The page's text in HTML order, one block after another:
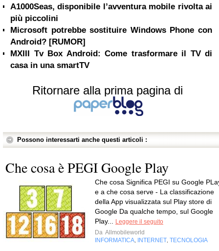
A1000Seas, disponibile l’avventura mobile rivolta ai
più piccolini
Microsoft potrebbe sostituire Windows Phone con
Android? [RUMOR]
MXIII Tv Box Android: Come trasformare il TV di
casa in una smartTV
Ritornare alla prima pagina di
Possono interessarti anche questi articoli :
Che cosa è PEGI Google Play
Che cosa Significa PEGI su Google
e a che cosa serve - La classificazione
della App visualizzata sul Play store di
Google Da qualche tempo, sul Google
Play...
Leggere il seguito
Da Allmobileworld
INFORMATICA
INTERNET TECNOLOGIA